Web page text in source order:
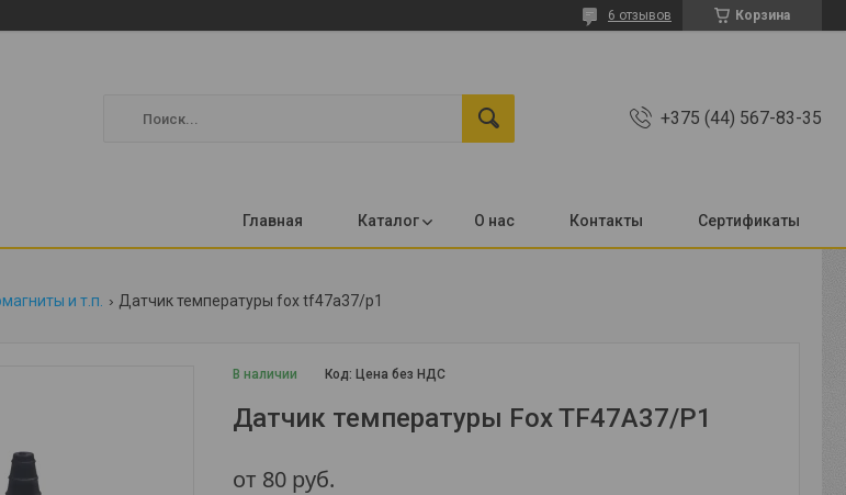
Корзина
6 отзывов
+375 (44) 567-83-35
Главная Каталог О нас Контакты Сертификаты
и т.п. Датчик температуры fox tf47a37/p1
В наличии Код: Цена без НДС
Датчик температуры Fox TF47A37/P1
от 80 руб.